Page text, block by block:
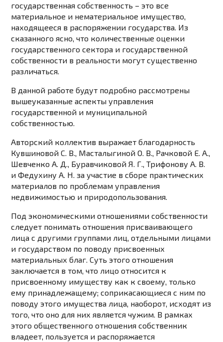
государственная собственность – это все
материальное и нематериальное имущество,
находящееся в распоряжении государства. Из
сказанного ясно, что количественные оценки
государственного сектора и государственной
собственности в реальности могут существенно
различаться.
В данной работе будут подробно рассмотрены
вышеуказанные аспекты управления
государственной и муниципальной
собственностью.
Авторский коллектив выражает благодарность
Кувшиновой С. В., Масталыгиной О. В., Рачковой Е. А.,
Шевченко А. Д., Буравчиковой Я. Г., Трифонову А. В.
и Федухину А. Н. за участие в сборе практических
материалов по проблемам управления
недвижимостью и природопользования.
Под экономическими отношениями собственности
следует понимать отношения присваивающего
лица с другими группами лиц, отдельными лицами
и государством по поводу присвоенных
материальных благ. Суть этого отношения
заключается в том, что лицо относится к
присвоенному имуществу как к своему, только
ему принадлежащему; соприкасающиеся с ним по
поводу этого имущества лица, наоборот, исходят из
того, что оно для них является чужим. В рамках
этого общественного отношения собственник
владеет, пользуется и распоряжается